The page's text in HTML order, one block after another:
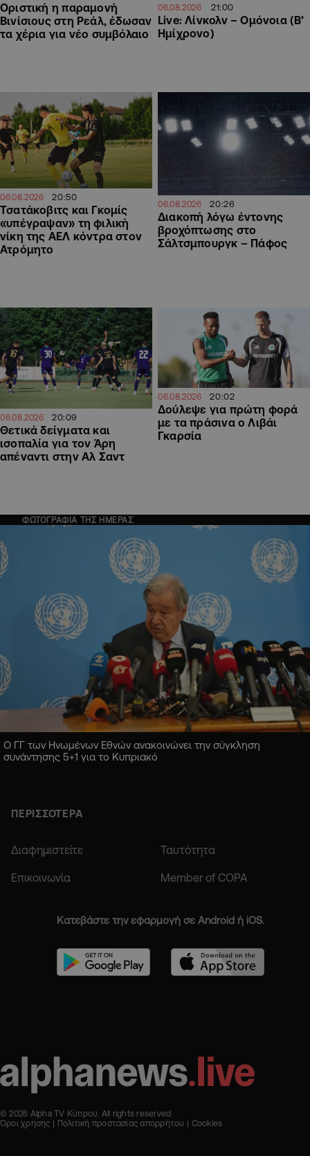
Οριστική η παραμονή
Βινίσιους στη Ρεάλ, έδωσαν
τα χέρια για νέο συμβόλαιο
06.08.2026 21:00
Live: Λίνκολν – Ομόνοια (Β’
Ημίχρονο)
06.08.2026 20:50
Τσατάκοβιτς και Γκομίς
«υπέγραψαν» τη φιλική
νίκη της ΑΕΛ κόντρα στον
Ατρόμητο
06.08.2026 20:26
Διακοπή λόγω έντονης
βροχόπτωσης στο
Σάλτσμπουργκ – Πάφος
06.08.2026 20:09
Θετικά δείγματα και
ισοπαλία για τον Άρη
απέναντι στην Αλ Σαντ
06.08.2026 20:02
Δούλεψε για πρώτη φορά
με τα πράσινα ο Λιβάι
Γκαρσία
ΦΩΤΟΓΡΑΦΙΑ ΤΗΣ ΗΜΕΡΑΣ
Ο ΓΓ των Ηνωμένων Εθνών ανακοινώνει την σύγκληση
συνάντησης 5+1 για το Κυπριακό
ΠΕΡΙΣΣΟΤΕΡΑ
Διαφημιστείτε Ταυτότητα
Επικοινωνία Member of COPA
Κατεβάστε την εφαρμογή σε Android ή iOS.
© 2026 Alpha TV Κύπρου. All rights reserved
Όροι χρήσης
Πολιτική προστασίας απορρήτου Cookies